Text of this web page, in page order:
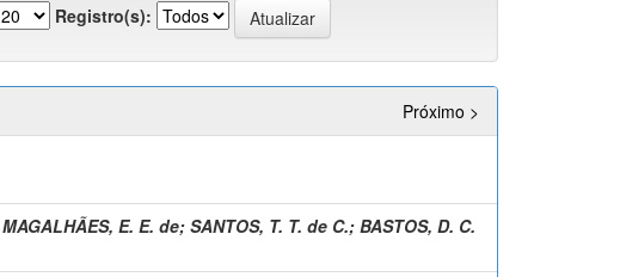
Registro(s):
Próximo >
MAGALHÃES, E. E. de; SANTOS, T. T. de C.; BASTOS, D. C.